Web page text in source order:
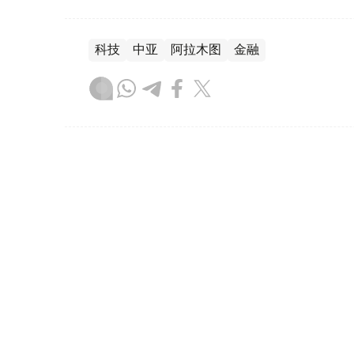
科技 中亚 阿拉木图 金融